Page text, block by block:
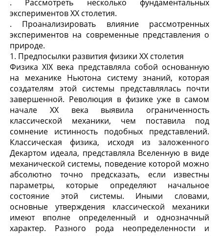
. Рассмотреть несколько фундаментальных
экспериментов ХХ столетия.
. Проанализировать влияние рассмотренных
экспериментов на современные представления о
природе.
1. Предпосылки развития физики ХХ столетия
Физика XIX века представляла собой основанную
на механике Ньютона систему знаний, которая
создателям этой системы представлялась почти
завершенной. Революция в физике уже в самом
начале ХХ века выявила ограниченность
классической механики, чем поставила под
сомнение истинность подобных представлений.
Классическая физика, исходя из заложенного
Декартом идеала, представляла Вселенную в виде
механической системы, поведение которой можно
абсолютно точно предсказать, если известны
параметры, которые определяют начальное
состояние этой системы. Иными словами,
основные утверждения классической механики
имеют вполне определенный и однозначный
характер. Разного рода неопределенности и